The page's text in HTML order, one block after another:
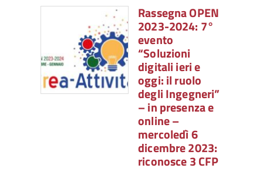
Rassegna OPEN
2023-2024: 7°
evento
“Soluzioni
digitali ieri e
oggi: il ruolo
degli Ingegneri”
– in presenza e
online –
mercoledì 6
dicembre 2023:
riconosce 3 CFP